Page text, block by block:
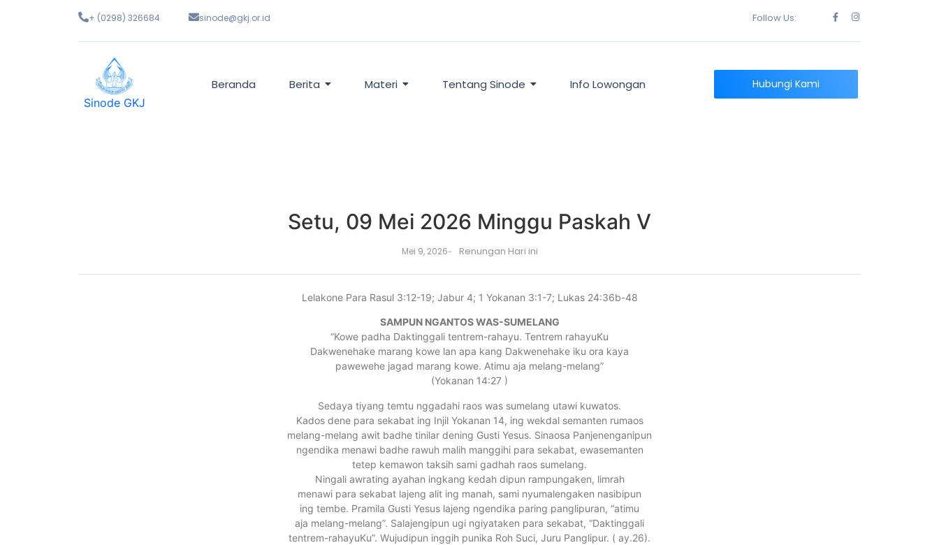
+ (0298) 326684 sinode@gkj.or.id Follow Us:
Sinode GKJ
Beranda Berita Materi Tentang Sinode Info Lowongan Hubungi Kami
Setu, 09 Mei 2026 Minggu Paskah V
Mei 9, 2026- Renungan Hari ini
Lelakone Para Rasul 3:12-19; Jabur 4; 1 Yokanan 3:1-7; Lukas 24:36b-48
SAMPUN NGANTOS WAS-SUMELANG
“Kowe padha Daktinggali tentrem-rahayu. Tentrem rahayuKu
Dakwenehake marang kowe lan apa kang Dakwenehake iku ora kaya
pawewehe jagad marang kowe. Atimu aja melang-melang”
(Yokanan 14:27 )
Sedaya tiyang temtu nggadahi raos was sumelang utawi kuwatos.
Kados dene para sekabat ing Injil Yokanan 14, ing wekdal semanten rumaos
melang-melang awit badhe tinilar dening Gusti Yesus. Sinaosa Panjenenganipun
ngendika menawi badhe rawuh malih manggihi para sekabat, ewasemanten
tetep kemawon taksih sami gadhah raos sumelang.
Ningali awrating ayahan ingkang kedah dipun rampungaken, limrah
menawi para sekabat lajeng alit ing manah, sami nyumalengaken nasibipun
ing tembe. Pramila Gusti Yesus lajeng ngendika paring panglipuran, “atimu
aja melang-melang”. Salajengipun ugi ngiyataken para sekabat, “Daktinggali
tentrem-rahayuKu”. Wujudipun inggih punika Roh Suci, Juru Panglipur. ( ay.26).